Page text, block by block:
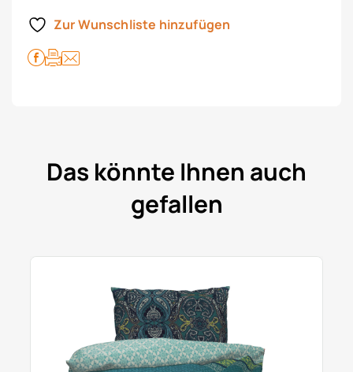
Zur Wunschliste hinzufügen
Das könnte Ihnen auch
gefallen